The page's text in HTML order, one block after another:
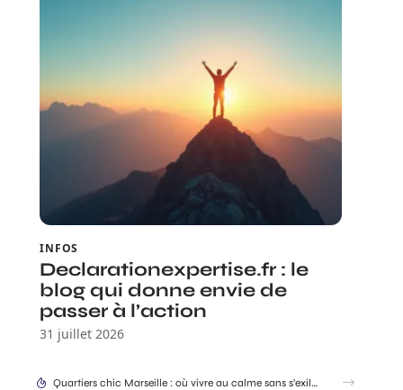
INFOS
Declarationexpertise.fr : le
blog qui donne envie de
passer à l’action
31 juillet 2026
Location EDF changement après séparation ou divorce, comment s’y prendre ?